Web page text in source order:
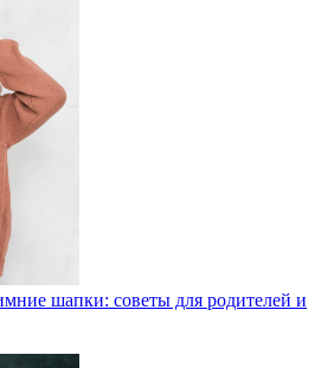
шапки: советы для родителей и